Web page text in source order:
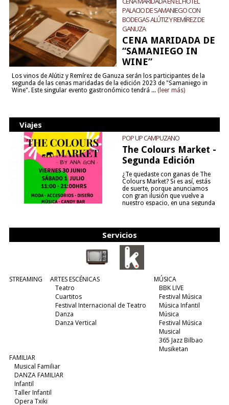
PALACIO DE SAMANIEGO CON
BODEGAS ALÚTIZ Y REMÍREZ DE
GANUZA
CENA MARIDADA DE
“SAMANIEGO IN
WINE”
Los vinos de Alútiz y Remírez de Ganuza serán los participantes de la
segunda de las cenas maridadas de la edición 2023 de "Samaniego in
Wine". Este singular evento gastronómico tendrá ... (leer más)
Viajes
POP UP CAMPUZANO
The Colours Market -
Segunda Edición
¿Te quedaste con ganas de The
Colours Market? Si es así, estás
de suerte, porque anunciamos
con gran ilusión que vuelve a
nuestro espacio, en una segunda
Servicios
STREAMING
ARTES ESCÉNICAS
Teatro
Cuartitos
Festival Internacional de Teatro
Danza
Danza Vertical
MÚSICA
BBK LIVE
Festival Música
Música Infantil
Música
Festival Música
Musical
365 Jazz Bilbao
Musiketan
FAMILIAR
Musical Familiar
DANZA FAMILIAR
Infantil
Taller Infantil
Opera Txiki